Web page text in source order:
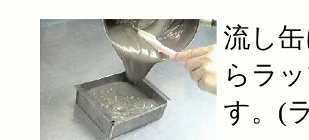
流し
らラ
す。(